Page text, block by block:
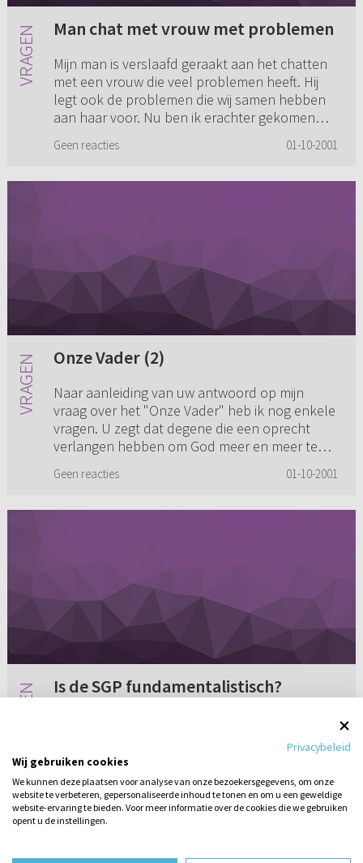
Man chat met vrouw met problemen
Mijn man is verslaafd geraakt aan het chatten
met een vrouw die veel problemen heeft. Hij
legt ook de problemen die wij samen hebben
aan haar voor. Nu ben ik erachter gekomen
Geen reacties 01-10-2001
Onze Vader (2)
Naar aanleiding van uw antwoord op mijn
vraag over het "Onze Vader" heb ik nog enkele
vragen. U zegt dat degene die een oprecht
verlangen hebben om God meer en meer te
Geen reacties 01-10-2001
Is de SGP fundamentalistisch?
land regeren op theocratische wijze, maar dan
wel net op hun manier, en niet op bijvoorbeeld
de manier van de baptisten. Hoe zit dat?
Geen reacties 01-10-2001
Privacybeleid
Wij gebruiken cookies
We kunnen deze plaatsen voor analyse van onze bezoekersgegevens, om onze
website te verbeteren, gepersonaliseerde inhoud te tonen en om u een geweldige
website-ervaring te bieden. Voor meer informatie over de cookies die we gebruiken
opent u de instellingen.